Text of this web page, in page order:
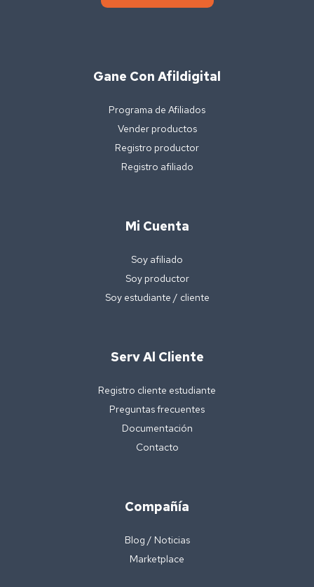
Gane Con Afildigital
Programa de Afiliados
Vender productos
Registro productor
Registro afiliado
Mi Cuenta
Soy afiliado
Soy productor
Soy estudiante / cliente
Serv Al Cliente
Registro cliente estudiante
Preguntas frecuentes
Documentación
Contacto
Compañía
Blog / Noticias
Marketplace